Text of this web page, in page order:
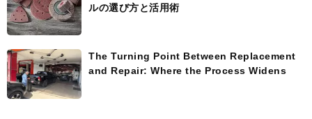
ルの選び方と活用術
The Turning Point Between Replacement
and Repair: Where the Process Widens